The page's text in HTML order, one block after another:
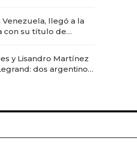
Venezuela, llegó a la
con su título de
"fast premium"
y Lisandro Martínez
dos argentinos